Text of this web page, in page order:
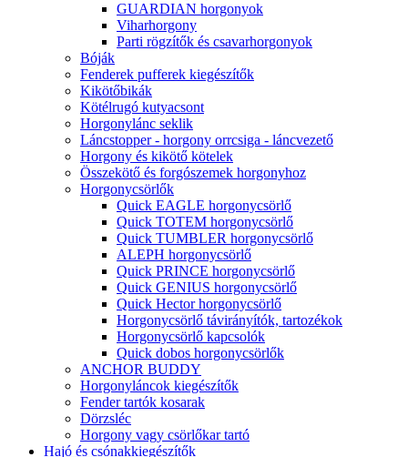
GUARDIAN horgonyok
Viharhorgony
Parti rögzítők és csavarhorgonyok
Bóják
Fenderek pufferek kiegészítők
Kikötőbikák
Kötélrugó kutyacsont
Horgonylánc seklik
Láncstopper - horgony orrcsiga - láncvezető
Horgony és kikötő kötelek
Összekötő és forgószemek horgonyhoz
Horgonycsörlők
Quick EAGLE horgonycsörlő
Quick TOTEM horgonycsörlő
Quick TUMBLER horgonycsörlő
ALEPH horgonycsörlő
Quick PRINCE horgonycsörlő
Quick GENIUS horgonycsörlő
Quick Hector horgonycsörlő
Horgonycsörlő távirányítók, tartozékok
Horgonycsörlő kapcsolók
Quick dobos horgonycsörlők
ANCHOR BUDDY
Horgonyláncok kiegészítők
Fender tartók kosarak
Dörzsléc
Horgony vagy csörlőkar tartó
Hajó és csónakkiegészítők